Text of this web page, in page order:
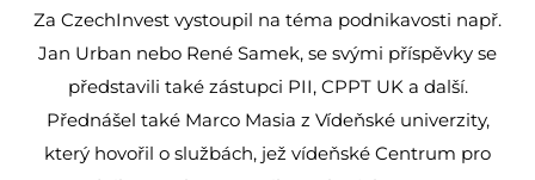
Za CzechInvest vystoupil na téma podnikavosti např.
Jan Urban nebo René Samek, se svými příspěvky se
představili také zástupci PII, CPPT UK a další.
Přednášel také Marco Masia z Vídeňské univerzity,
který hovořil o službách, jež vídeňské Centrum pro